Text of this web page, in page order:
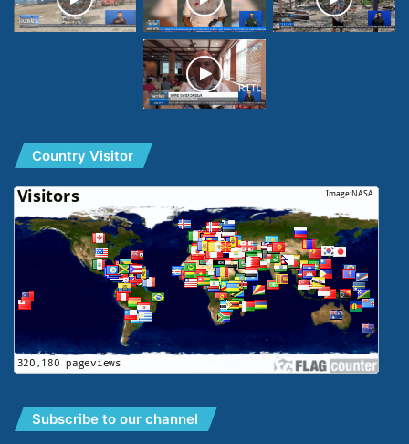
Country Visitor
Subscribe to our channel